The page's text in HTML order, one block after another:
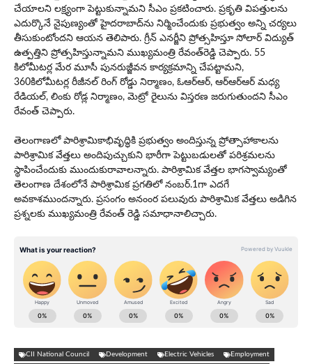
చేయాలని లక్ష్యంగా పెట్టుకున్నామని సీఎం ప్రకటించారు. ప్రకృతి విపత్తులను
ఎదుర్కొనే నైపుణ్యంతో హైదరాబాద్‌ను నిర్మించేందుకు ప్రభుత్వం అన్ని చర్యలు
తీసుకుంటోందని ఆయన తెలిపారు. గ్రీన్ ఎనర్జీని ప్రోత్సహిస్తూ సోలార్ విద్యుత్
ఉత్పత్తిని ప్రోత్సహిస్తున్నామని ముఖ్య‌మంత్రి రేవంత్‌రెడ్డి చెప్పారు. 55
కిలోమీటర్ల మేర‌ మూసీ పునరుజ్జీవన కార్యక్రమాన్ని చేపట్టామని,
360కిలోమీటర్ల రీజీనల్ రింగ్ రోడ్డు నిర్మాణం, ఓఆర్ఆర్, ఆర్ఆర్‌ఆర్ మధ్య
రేడియల్, లింకు రోడ్ల నిర్మాణం, మెట్రో రైలును విస్తరణ జ‌రుగుతుంద‌ని సీఎం
రేవంత్ చెప్పారు.
తెలంగాణలో పారిశ్రామికాభివృద్ధికి ప్రభుత్వం అందిస్తున్న ప్రోత్సాహాకాలను
పారిశ్రామిక వేత్తలు అందిపుచ్చుకుని భారీగా పెట్టుబడులతో పరిశ్రమలను
స్థాపించేందుకు ముందుకురావాలన్నారు. పారిశ్రామిక వేత్త‌ల భాగస్వామ్యంతో
తెలంగాణ దేశంలోనే పారిశ్రామిక ప్రగతిలో నంబర్.1గా ఎదగే
అవకాశముందన్నారు. ప్ర‌సంగం అనంంర పలువురు పారిశ్రామిక వేత్తలు అడిగిన
ప్రశ్నలకు ముఖ్య‌మంత్రి రేవంత్ రెడ్డి సమాధానాలిచ్చారు.
CII National Council Development Electric Vehicles Employment